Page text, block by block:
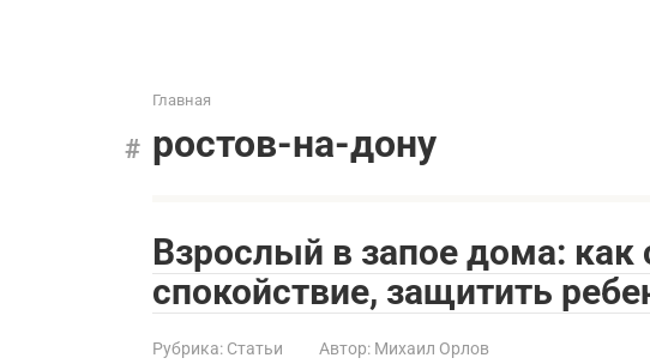
Главная
ростов-на-дону
Взрослый в запое дома: как
спокойствие, защитить
Рубрика: Статьи Автор: Михаил Орлов